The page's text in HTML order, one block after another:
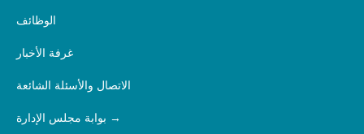
الوظائف
غرفة الأخبار
الاتصال والأسئلة الشائعة
بوابة مجلس الإدارة